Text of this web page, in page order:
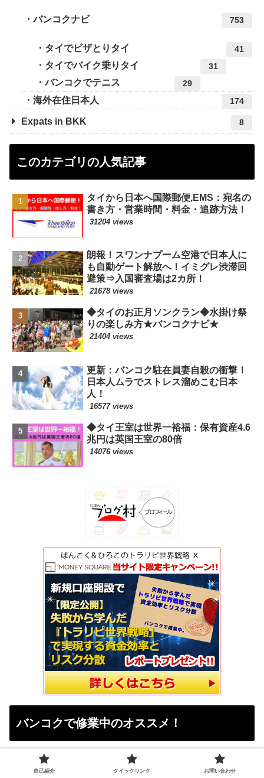
バンコクナビ 753
タイでビザとりタイ 41
タイでバイク乗りタイ 31
バンコクでテニス 29
海外在住日本人 174
Expats in BKK 8
このカテゴリの人気記事
タイから日本へ国際郵便,EMS：宛名の
書き方・営業時間・料金・追跡方法！
31204 views
朗報！スワンナプーム空港で日本人に
も自動ゲート解放へ！イミグレ渋滞回
避策⇒入国審査場は2カ所！
21678 views
◆タイのお正月ソンクラン◆水掛け祭
りの楽しみ方★バンコクナビ★
21404 views
更新：バンコク駐在員妻自殺の衝撃！
日本人ムラでストレス溜めこむ日本
人！
16577 views
◆タイ王室は世界一裕福：保有資産4.6
兆円は英国王室の80倍
14076 views
バンコクで修業中のオススメ！
<当サイトには広告が含まれます>
●新NISA始めるならマネックス証券
自己紹介 クイックリンク お問い合わせ